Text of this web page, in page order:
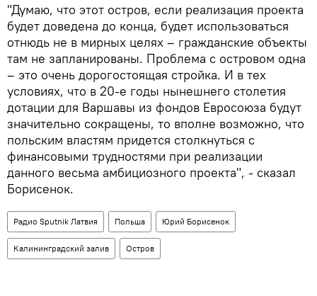
"Думаю, что этот остров, если реализация проекта
будет доведена до конца, будет использоваться
отнюдь не в мирных целях – гражданские объекты
там не запланированы. Проблема с островом одна
– это очень дорогостоящая стройка. И в тех
условиях, что в 20-е годы нынешнего столетия
дотации для Варшавы из фондов Евросоюза будут
значительно сокращены, то вполне возможно, что
польским властям придется столкнуться с
финансовыми трудностями при реализации
данного весьма амбициозного проекта", - сказал
Борисенок.
Радио Sputnik Латвия Польша Юрий Борисенок
Калининградский залив Остров